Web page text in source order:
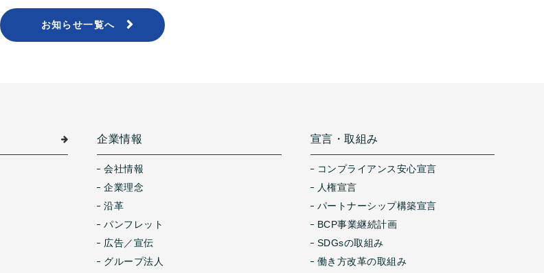
お知らせ一覧へ
企業情報
会社情報
企業理念
沿革
パンフレット
広告／宣伝
グループ法人
宣言・取組み
コンプライアンス安心宣言
人権宣言
パートナーシップ構築宣言
BCP事業継続計画
SDGsの取組み
働き方改革の取組み